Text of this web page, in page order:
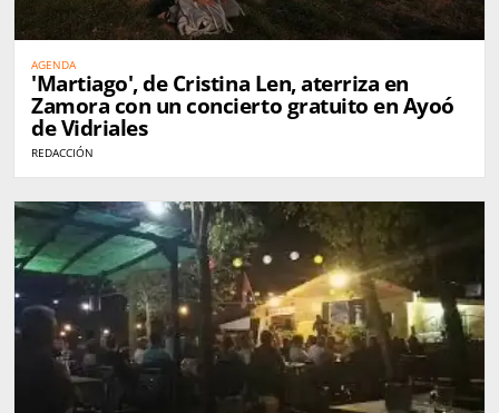
AGENDA
'Martiago', de Cristina Len, aterriza en
Zamora con un concierto gratuito en Ayoó
de Vidriales
REDACCIÓN